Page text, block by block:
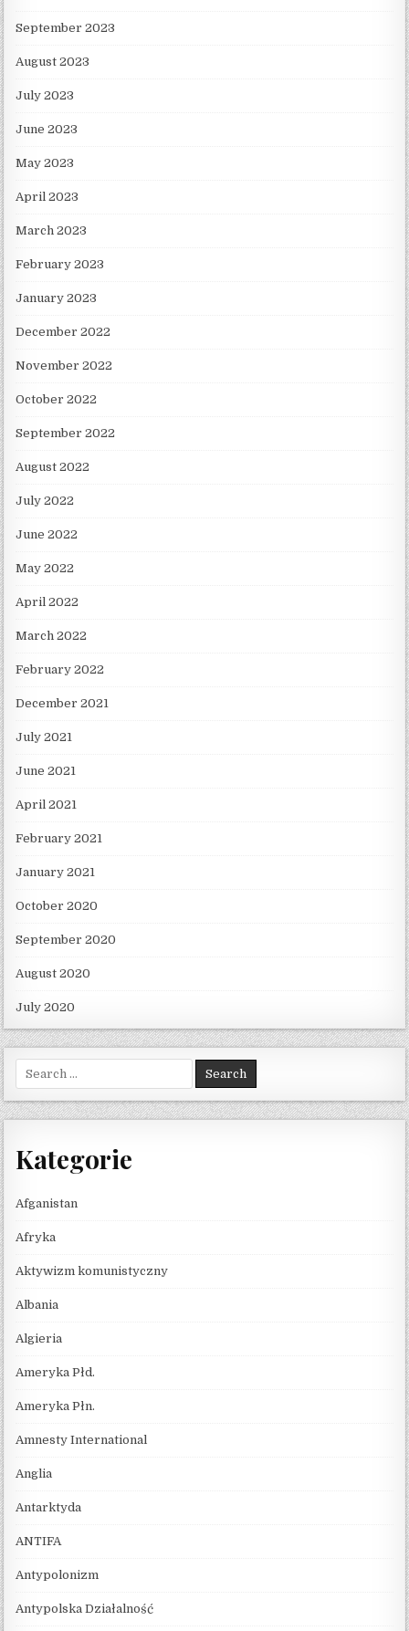
September 2023
August 2023
July 2023
June 2023
May 2023
April 2023
March 2023
February 2023
January 2023
December 2022
November 2022
October 2022
September 2022
August 2022
July 2022
June 2022
May 2022
April 2022
March 2022
February 2022
December 2021
July 2021
June 2021
April 2021
February 2021
January 2021
October 2020
September 2020
August 2020
July 2020
Search for:
Kategorie
Afganistan
Afryka
Aktywizm komunistyczny
Albania
Algieria
Ameryka Płd.
Ameryka Płn.
Amnesty International
Anglia
Antarktyda
ANTIFA
Antypolonizm
Antypolska Działalność